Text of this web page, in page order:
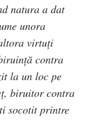
natura a dat
unora
virtuţi
contra
la un loc pe
biruitor contra
socotit printre